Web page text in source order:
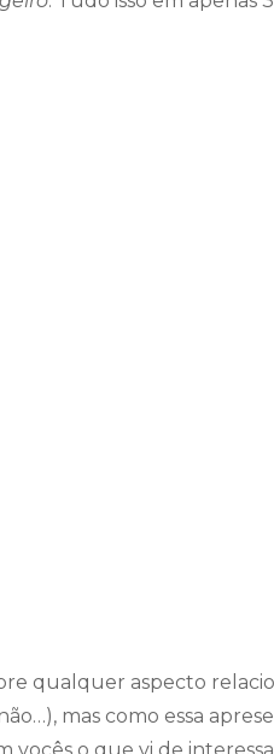
qualquer aspecto
mas como essa